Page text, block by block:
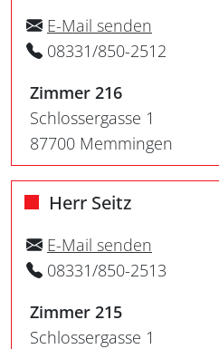
E-Mail senden
08331/850-2512
Zimmer 216
Schlossergasse 1
87700 Memmingen
Herr Seitz
E-Mail senden
08331/850-2513
Zimmer 215
Schlossergasse 1